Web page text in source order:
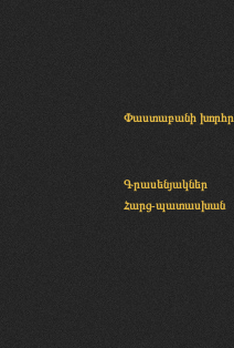
Փաստաբանի
Գրասենյակներ
Հարց-պատասխան